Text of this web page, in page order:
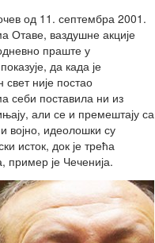
од 11. септембра 2001.
Отаве, ваздушне акције
праште у
да када је
није постао
себи поставила ни из
али се и премештају са
војно, идеолошки су
исток, док је трећа
пример је Чеченија.